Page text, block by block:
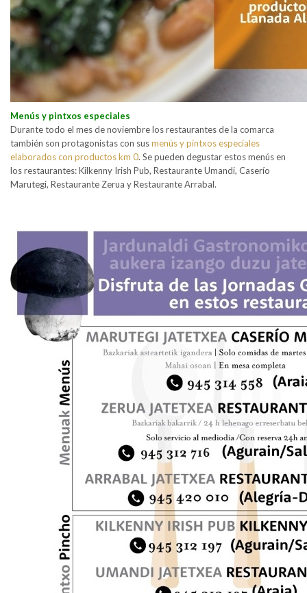
Menús y pintxos especiales
Durante todo el mes de noviembre los restaurantes de la comarca
también son protagonistas con susmenús y pintxos especiales
elaborados con productos km 0. Se pueden degustar estos menús en
los restaurantes: Kilkenny Irish Pub, Restaurante Umandi, Caserío
Marutegi, Restaurante Zerua y Restaurante Arrabal.